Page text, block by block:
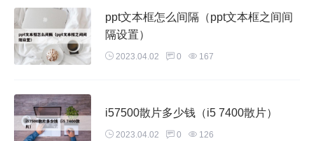
ppt文本框怎么间隔（ppt文本框之间间
隔设置）
2023.04.02 0 167
i57500散片多少钱（i5 7400散片）
2023.04.02 0 126